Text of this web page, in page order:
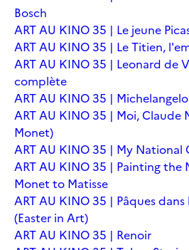
Bosch
ART AU KINO 35 | Le jeune
ART AU KINO 35 | Le Titien,
ART AU KINO 35 | Leonard de
complète
ART AU KINO 35 |
ART AU KINO 35 | Moi, Claude
Monet)
ART AU KINO 35 | My National
ART AU KINO 35 | Painting the
Monet to Matisse
ART AU KINO 35 | Pâques
(Easter in Art)
ART AU KINO 35 | Renoir